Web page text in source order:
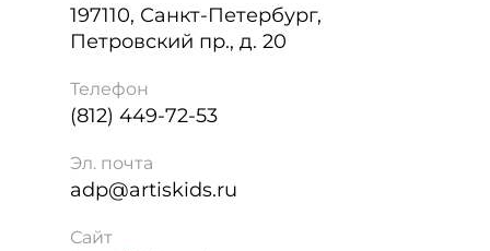
197110, Санкт-Петербург,
Петровский пр., д. 20
Телефон
(812) 449-72-53
Эл. почта
adp@artiskids.ru
Сайт